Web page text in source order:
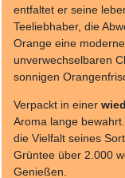
entfaltet er seine
Teeliebhaber, die
Orange eine
unverwechselbaren
sonnigen
Verpackt in einer
Aroma lange
die Vielfalt seines
Grüntee über 2.000
Genießen.